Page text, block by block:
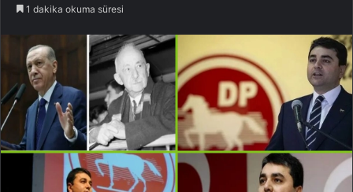
1 dakika okuma süresi